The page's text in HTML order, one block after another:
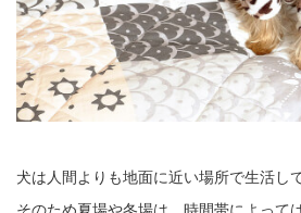
犬は人間よりも地面に近い場所で生活し